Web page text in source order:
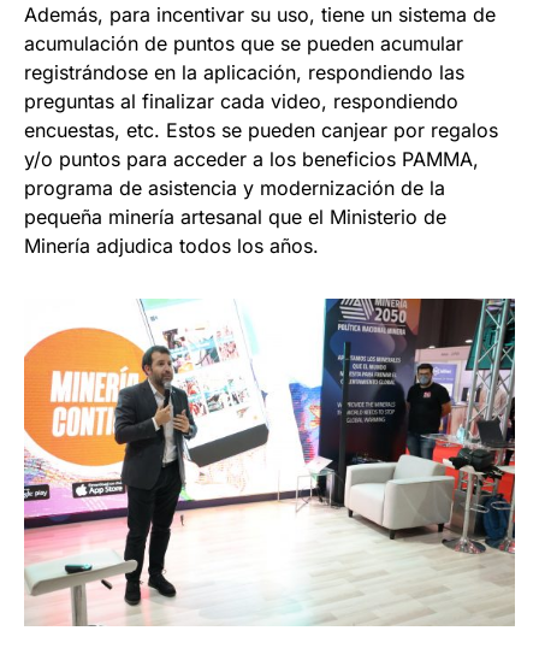
Además, para incentivar su uso, tiene un sistema de
acumulación de puntos que se pueden acumular
registrándose en la aplicación, respondiendo las
preguntas al finalizar cada video, respondiendo
encuestas, etc. Estos se pueden canjear por regalos
y/o puntos para acceder a los beneficios PAMMA,
programa de asistencia y modernización de la
pequeña minería artesanal que el Ministerio de
Minería adjudica todos los años.